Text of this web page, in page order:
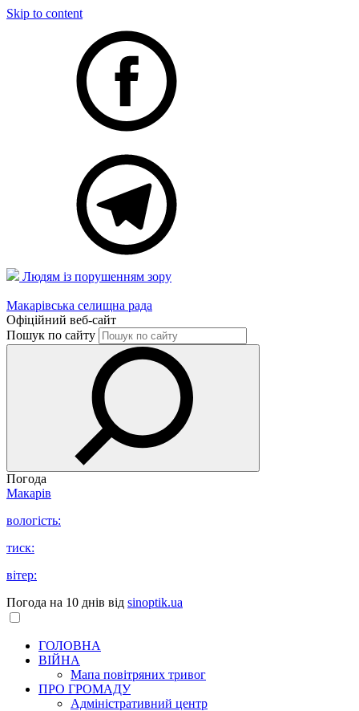
Skip to content
Людям із порушенням зору
Макарівська селищна рада
Офіційний веб-сайт
Пошук по сайту
Погода
Макарів
вологість:
тиск:
вітер:
Погода на 10 днів від sinoptik.ua
ГОЛОВНА
ВІЙНА
Мапа повітряних тривог
ПРО ГРОМАДУ
Aдміністративний центр